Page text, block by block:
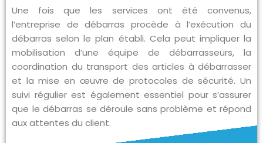
Une fois que les services ont été convenus,
l’entreprise de débarras procède à l’exécution du
débarras selon le plan établi. Cela peut impliquer la
mobilisation d’une équipe de débarrasseurs, la
coordination du transport des articles à débarrasser
et la mise en œuvre de protocoles de sécurité. Un
suivi régulier est également essentiel pour s’assurer
que le débarras se déroule sans problème et répond
aux attentes du client.